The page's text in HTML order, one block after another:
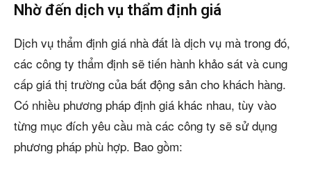
Nhờ đến dịch vụ thẩm định giá
Dịch vụ thẩm định giá nhà đất là dịch vụ mà trong đó,
các công ty thẩm định sẽ tiến hành khảo sát và cung
cấp giá thị trường của bất động sản cho khách hàng.
Có nhiều phương pháp định giá khác nhau, tùy vào
từng mục đích yêu cầu mà các công ty sẽ sử dụng
phương pháp phù hợp. Bao gồm: